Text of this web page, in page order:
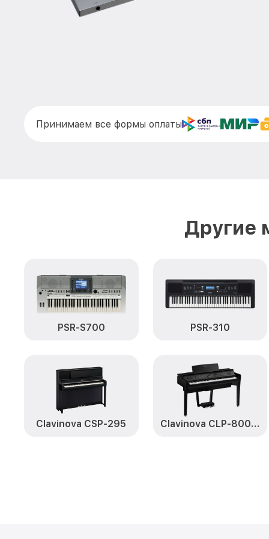
Принимаем все формы оплаты
Другие
PSR-S700 PSR-310
Clavinova CSP-295 Clavinova CLP-800 Series